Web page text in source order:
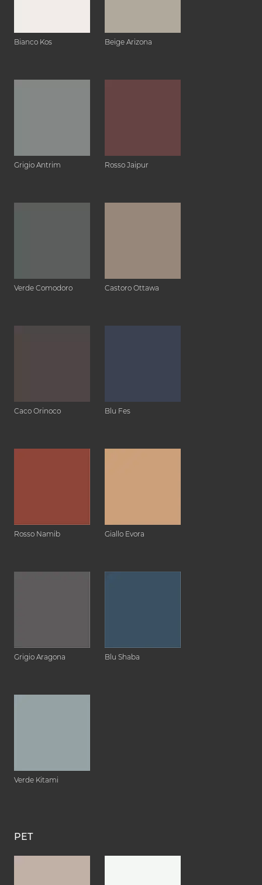
Bianco Kos Beige Arizona
Grigio Antrim Rosso Jaipur
Verde Comodoro Castoro Ottawa
Caco Orinoco Blu Fes
Rosso Namib Giallo Evora
Grigio Aragona Blu Shaba
Verde Kitami
PET